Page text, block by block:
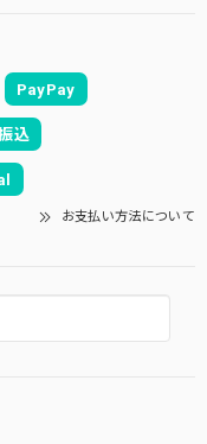
PayPay
込
お支払い方法について